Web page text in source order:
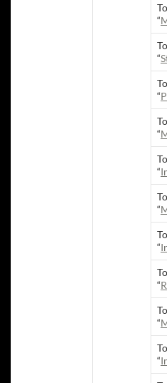
“
“
“
“
“
“
“
“
“
“